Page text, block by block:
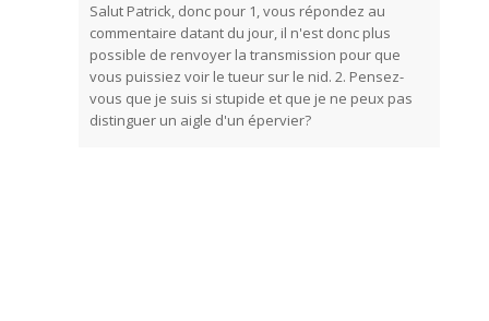
Salut Patrick, donc pour 1, vous répondez au
commentaire datant du jour, il n'est donc plus
possible de renvoyer la transmission pour que
vous puissiez voir le tueur sur le nid. 2. Pensez-
vous que je suis si stupide et que je ne peux pas
distinguer un aigle d'un épervier?
Odeslat